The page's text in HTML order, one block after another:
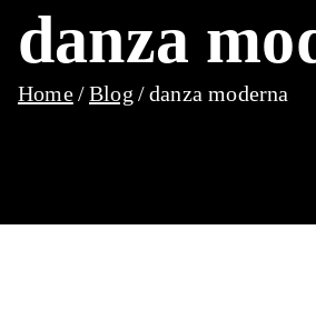
danza
Home Blog danza moderna